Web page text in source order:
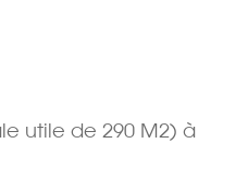
utile de 290 M2) à